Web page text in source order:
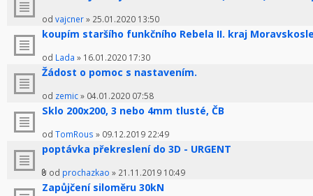
od vajcner» 25.01.2020 13:50
koupím staršího funkčního Rebela II. kraj
od Lada » 16.01.2020 17:30
Žádost o pomoc s nastavením.
od zemic» 04.01.2020 07:58
Sklo 200x200, 3 nebo 4mm tlusté, ČB
od TomRous » 09.12.2019 22:49
poptávka překreslení do 3D - URGENT
od prochazkao » 21.11.2019 10:49
Zapůjčení siloměru 30kN